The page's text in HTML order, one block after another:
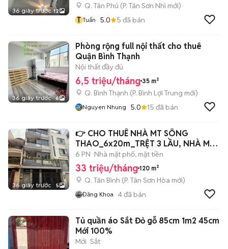
36 giây trước 12
Q. Tân Phú (P. Tân Sơn Nhì mới)
T Tuấn 5.0 5 đã bán
36 giây trước 6
Phòng rộng full nội thất cho thuê
Quận Bình Thạnh
Nội thất đầy đủ
6,5 triệu/tháng 35 m²
Q. Bình Thạnh (P. Bình Lợi Trung mới)
Nguyen Nhung 5.0 15 đã bán
36 giây trước 5
👉 CHO THUÊ NHÀ MT SÔNG
THAO_6x20m_TRỆT 3 LẦU, NHÀ MỚI
ĐẸP.
6 PN Nhà mặt phố, mặt tiền
33 triệu/tháng 120 m²
Q. Tân Bình (P. Tân Sơn Hòa mới)
Đăng Khoa 4đã bán
Tủ quần áo Sắt Đỏ gỗ 85cm 1m2 45cm
Mới 100%
Mới Sắt